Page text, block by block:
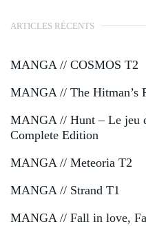
ARTICLES RÉCENTS
MANGA // COSMOS T2
MANGA // The Hitman’s
MANGA // Hunt – Le jeu
Complete Edition
MANGA // Meteoria T2
MANGA // Strand T1
MANGA // Fall in love,